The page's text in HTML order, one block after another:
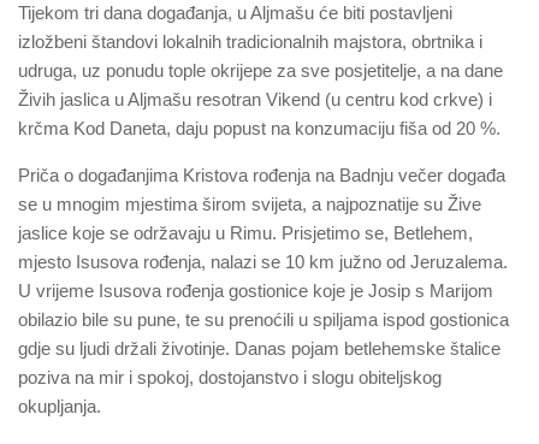
Tijekom tri dana događanja, u Aljmašu će biti postavljeni
izložbeni štandovi lokalnih tradicionalnih majstora, obrtnika i
udruga, uz ponudu tople okrijepe za sve posjetitelje, a na dane
Živih jaslica u Aljmašu resotran Vikend (u centru kod crkve) i
krčma Kod Daneta, daju popust na konzumaciju fiša od 20 %.
Priča o događanjima Kristova rođenja na Badnju večer događa
se u mnogim mjestima širom svijeta, a najpoznatije su Žive
jaslice koje se održavaju u Rimu. Prisjetimo se, Betlehem,
mjesto Isusova rođenja, nalazi se 10 km južno od Jeruzalema.
U vrijeme Isusova rođenja gostionice koje je Josip s Marijom
obilazio bile su pune, te su prenoćili u spiljama ispod gostionica
gdje su ljudi držali životinje. Danas pojam betlehemske štalice
poziva na mir i spokoj, dostojanstvo i slogu obiteljskog
okupljanja.